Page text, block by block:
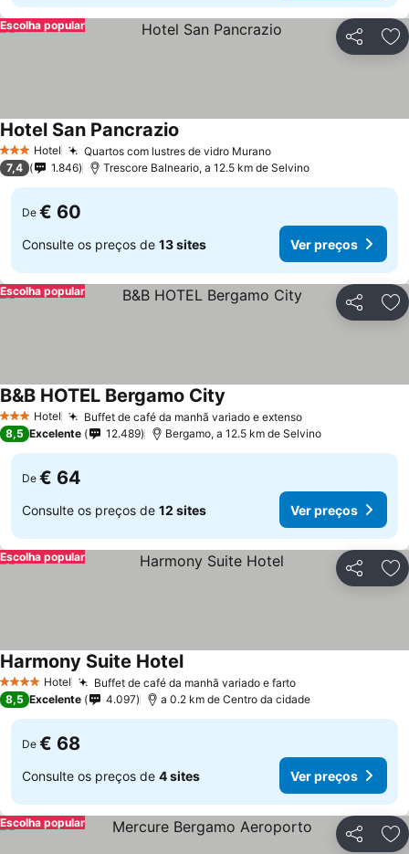
Partilhar
Escolha popular
3 EstrelasHotel Quartos com lustres de vidro Murano
Hotel San Pancrazio
7,4 1.846 Trescore Balneario, a 12.5 km de Selvino
De € 60
Consulte os preços de 13 sites Ver preços
Partilhar
Escolha popular
3 EstrelasHotel Buffet de café da manhã variado e extenso
B&B HOTEL Bergamo City
8,5 Excelente 12.489 Bergamo, a 12.5 km de Selvino
De € 64
Consulte os preços de 12 sites Ver preços
Partilhar
Escolha popular
4 EstrelasHotel Buffet de café da manhã variado e farto
Harmony Suite Hotel
8,5 Excelente 4.097 a 0.2 km de Centro da cidade
De € 68
Consulte os preços de 4 sites Ver preços
Partilhar
Escolha popular